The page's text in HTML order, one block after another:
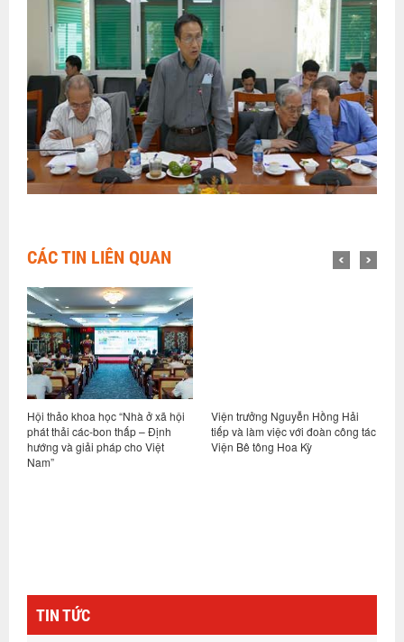
CÁC TIN LIÊN QUAN
Viện trưởng Nguyễn Hồng Hải
tiếp và làm việc với đoàn công tác
Viện Bê tông Hoa Kỳ
Hội đồng Khoa học và Công
nghệ cấp Viện nghiệm thu kết
quả nhiệm vụ: Nghiên cứu sửa
TIN TỨC